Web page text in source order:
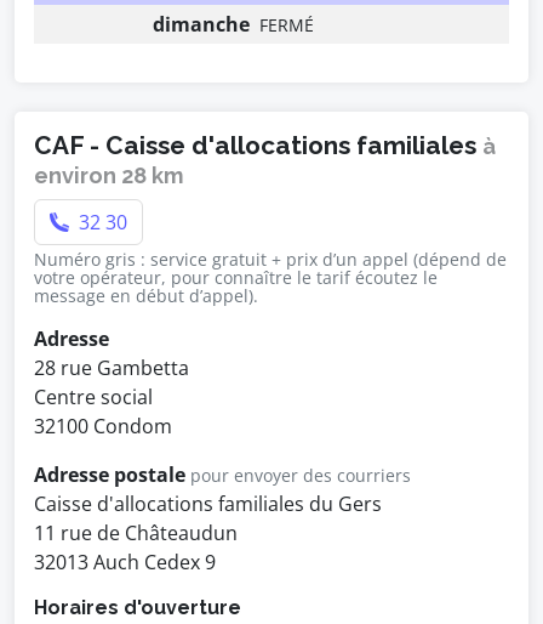
dimanche FERMÉ
CAF - Caisse d'allocations familiales à
environ 28 km
32 30
Numéro gris : service gratuit + prix d’un appel (dépend de
votre opérateur, pour connaître le tarif écoutez le
message en début d’appel).
Adresse
28 rue Gambetta
Centre social
32100 Condom
Adresse postale pour envoyer des courriers
Caisse d'allocations familiales du Gers
11 rue de Châteaudun
32013 Auch Cedex 9
Horaires d'ouverture